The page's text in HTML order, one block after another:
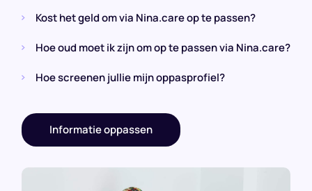
Kost het geld om via Nina.care op te passen?
Hoe oud moet ik zijn om op te passen via Nina.care?
Hoe screenen jullie mijn oppasprofiel?
Informatie oppassen